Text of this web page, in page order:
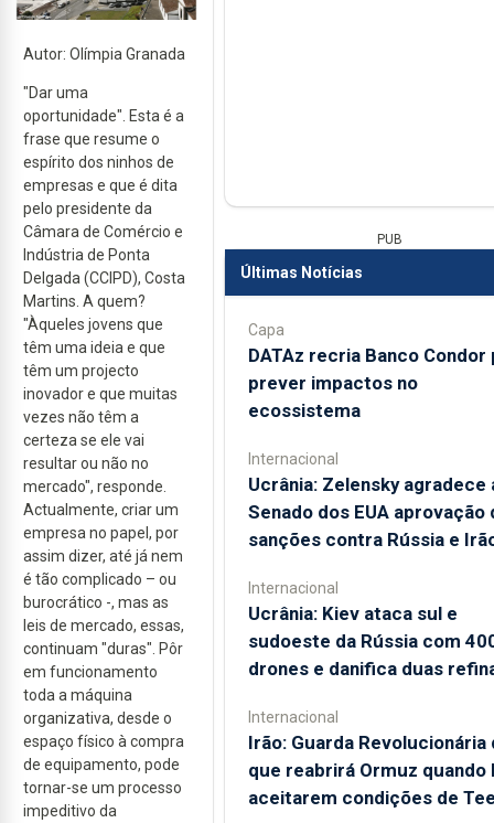
Autor: Olímpia Granada
"Dar uma
oportunidade". Esta é a
frase que resume o
espírito dos ninhos de
empresas e que é dita
pelo presidente da
Câmara de Comércio e
Indústria de Ponta
Delgada (CCIPD), Costa
Martins. A quem?
"Àqueles jovens que
têm uma ideia e que
têm um projecto
inovador e que muitas
vezes não têm a
certeza se ele vai
resultar ou não no
mercado", responde.
Actualmente, criar um
empresa no papel, por
assim dizer, até já nem
é tão complicado – ou
burocrático -, mas as
leis de mercado, essas,
continuam "duras". Pôr
em funcionamento
toda a máquina
organizativa, desde o
espaço físico à compra
de equipamento, pode
tornar-se um processo
impeditivo da
PUB
Últimas Notícias
Capa
DATAz recria Banco Condor
prever impactos no
ecossistema
Internacional
Ucrânia: Zelensky agradece
Senado dos EUA aprovação
sanções contra Rússia e
Internacional
Ucrânia: Kiev ataca sul e
sudoeste da Rússia com
drones e danifica duas
Internacional
Irão: Guarda Revolucionária
que reabrirá Ormuz quando
aceitarem condições de